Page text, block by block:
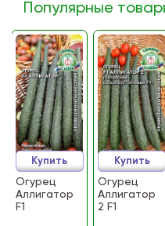
Популярные
Огурец
Аллигатор
F1
Купить
Огурец
Аллигатор
2 F1
Купить